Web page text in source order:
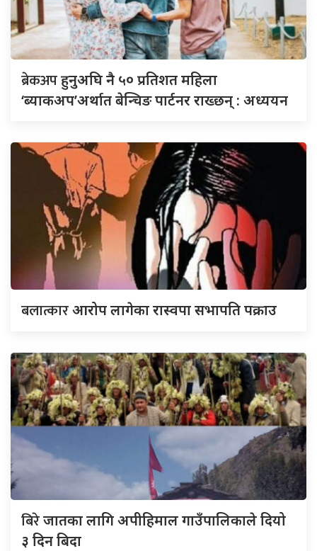
ब्रेकअपहुनुअघि नै ५० प्रतिशत महिला
‘ब्याकअप’अर्थात बेन्चिङ पार्टनर राख्छन् : अध्ययन
बलात्कारआरोप लागेका रास्वपा सभापति पक्राउ
बिरेजातका लागि अपीहिमाल गाउँपालिकाले दियो
३ दिन बिदा